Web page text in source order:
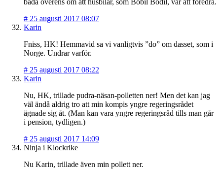
# 25 augusti 2017 08:07
Karin
Fniss, HK! Hemmavid sa vi vanligtvis ”do” om dasset, som i
Norge. Undrar varför.
# 25 augusti 2017 08:22
Karin
Nu, HK, trillade pudra-näsan-polletten ner! Men det kan jag
väl ändå aldrig tro att min kompis yngre regeringsrådet
ägnade sig åt. (Man kan vara yngre regeringsråd tills man går
i pension, tydligen.)
# 25 augusti 2017 14:09
Ninja i Klockrike
Nu Karin, trillade även min pollett ner.